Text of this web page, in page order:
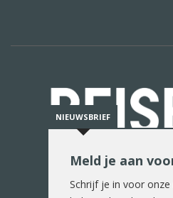
De reiswereld in
NIEUWSBRIEF
Meld je aan
Schrijf je in voor